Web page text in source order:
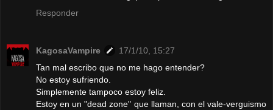
Responder
KagosaVampire
17/1/10, 15:27
Tan mal escribo que no me hago entender?
No estoy sufriendo.
Simplemente tampoco estoy feliz.
Estoy en un "dead zone" que llaman, con el vale-verguismo